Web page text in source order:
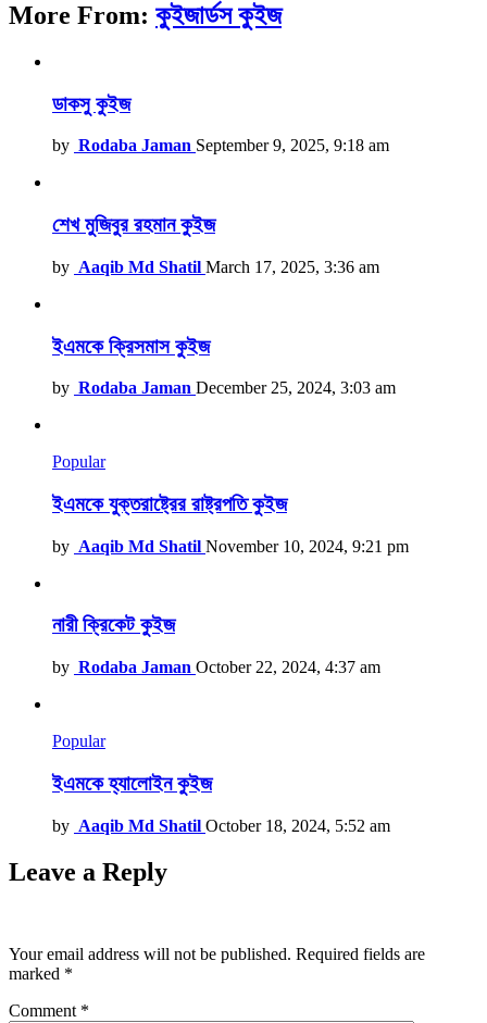
More From: কুইজার্ডস কুইজ
ডাকসু কুইজ
by Rodaba Jaman September 9, 2025, 9:18 am
শেখ মুজিবুর রহমান কুইজ
by Aaqib Md Shatil March 17, 2025, 3:36 am
ইএমকে ক্রিসমাস কুইজ
by Rodaba Jaman December 25, 2024, 3:03 am
Popular
ইএমকে যুক্তরাষ্ট্রের রাষ্ট্রপতি কুইজ
by Aaqib Md Shatil November 10, 2024, 9:21 pm
নারী ক্রিকেট কুইজ
by Rodaba Jaman October 22, 2024, 4:37 am
Popular
ইএমকে হ্যালোইন কুইজ
by Aaqib Md Shatil October 18, 2024, 5:52 am
Leave a Reply
Your email address will not be published. Required fields are
marked *
Comment *